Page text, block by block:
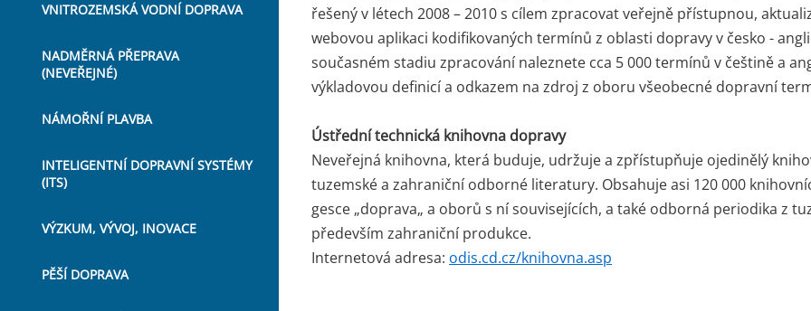
VNITROZEMSKÁ VODNÍ DOPRAVA
NADMĚRNÁ PŘEPRAVA
(NEVEŘEJNÉ)
NÁMOŘNÍ PLAVBA
INTELIGENTNÍ DOPRAVNÍ SYSTÉMY
(ITS)
VÝZKUM, VÝVOJ, INOVACE
PĚŠÍ DOPRAVA
řešený v létech 2008 – 2010 s cílem zpracovat veřejně přístupnou,
webovou aplikaci kodifikovaných termínů z oblasti dopravy v česko -
současném stadiu zpracování naleznete cca 5 000 termínů v češtině a
výkladovou definicí a odkazem na zdroj z oboru všeobecné dopravní
Ústřední technická knihovna dopravy
Neveřejná knihovna, která buduje, udržuje a zpřístupňuje ojedinělý
tuzemské a zahraniční odborné literatury. Obsahuje asi 120 000
gesce „doprava„ a oborů s ní souvisejících, a také odborná periodika z
především zahraniční produkce.
Internetová adresa: odis.cd.cz/knihovna.asp